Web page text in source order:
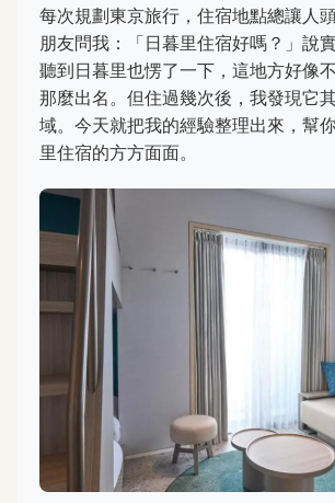
每次規劃東京旅行，住宿地點總讓人
朋友問我：「日暮里住宿好嗎？」說
聽到日暮里也愣了一下，這地方好像
那麼出名。但住過幾次後，我發現它
域。今天就把我的經驗整理出來，幫
里住宿的方方面面。